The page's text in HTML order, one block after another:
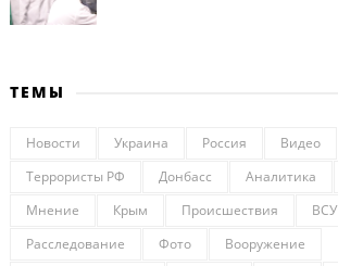
ТЕМЫ
Новости Украина Россия Видео
Террористы РФ
Донбасс Аналитика
Мнение
Крым Происшествия
ВСУ
Расследование
Фото
Вооружение